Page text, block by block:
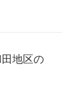
地区の